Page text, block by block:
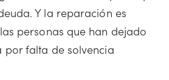
Y la reparación es
personas que han dejado
por falta de solvencia